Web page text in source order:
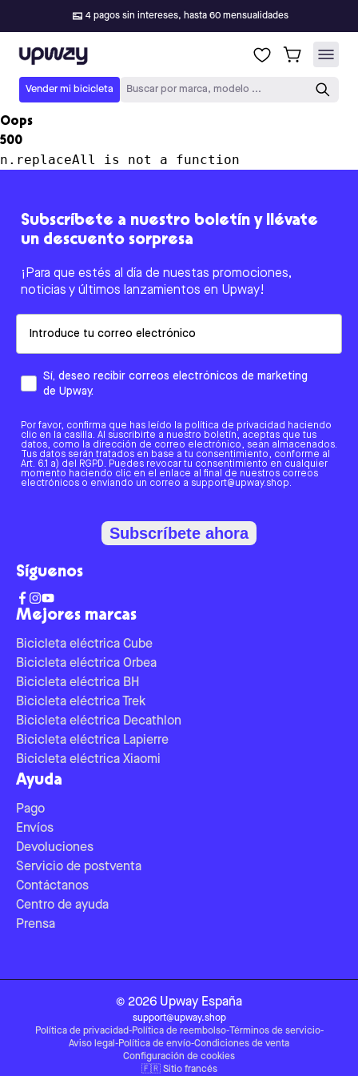
4 pagos sin intereses, hasta 60 mensualidades
Upway
Vender mi bicicleta Buscar por marca, modelo ...
Oops
500
n.replaceAll is not a function
Mejores marcas
Bicicleta eléctrica Cube
Bicicleta eléctrica Orbea
Bicicleta eléctrica BH
Bicicleta eléctrica Trek
Bicicleta eléctrica Decathlon
Bicicleta eléctrica Lapierre
Bicicleta eléctrica Xiaomi
Ayuda
Pago
Envíos
Devoluciones
Servicio de postventa
Contáctanos
Centro de ayuda
Prensa
Subscríbete a nuestro boletín y llévate
un descuento sorpresa
¡Para que estés al día de nuestas promociones,
noticias y últimos lanzamientos en Upway!
Sí, deseo recibir correos electrónicos de marketing
de Upway.
Por favor, confirma que has leído la política de privacidad haciendo
clic en la casilla. Al suscribirte a nuestro boletín, aceptas que tus
datos, como la dirección de correo electrónico, sean almacenados.
Tus datos serán tratados en base a tu consentimiento, conforme al
Art. 6.1 a) del RGPD. Puedes revocar tu consentimiento en cualquier
momento haciendo clic en el enlace al final de nuestros correos
electrónicos o enviando un correo a support@upway.shop.
Subscríbete ahora
Síguenos
© 2026 Upway España
support@upway.shop
Política de privacidad-Política de reembolso-Términos de servicio-
Aviso legal -Política de envío-Condiciones de venta
Configuración de cookies
🇫🇷 Sitio francés